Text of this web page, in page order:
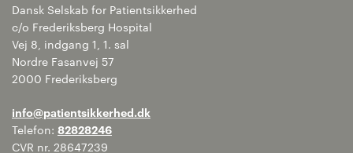
Dansk Selskab for Patientsikkerhed
c/o Frederiksberg Hospital
Vej 8, indgang 1, 1. sal
Nordre Fasanvej 57
2000 Frederiksberg
info@patientsikkerhed.dk
Telefon: 82828246
CVR nr. 28647239